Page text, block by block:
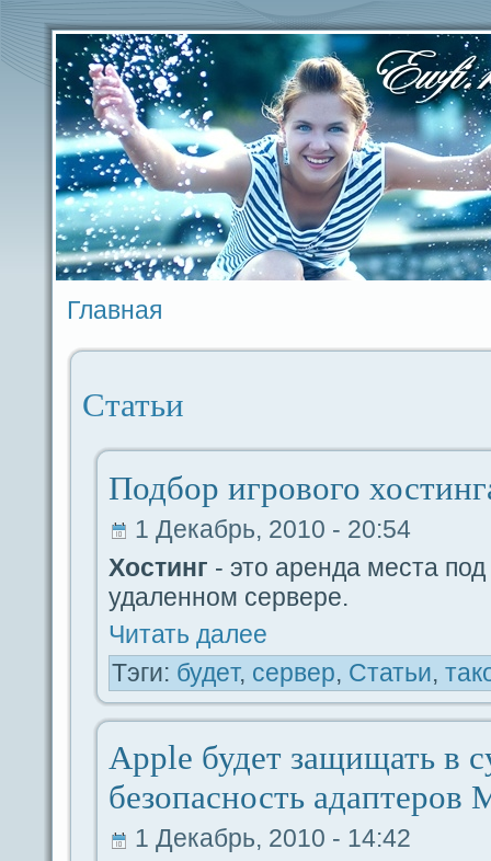
Главная
Статьи
Подбор игрового
1 Декабрь, 2010 - 20:54
Хостинг - это арендa места
удaленном ceрвере.
Читать дaлее
Тэги: будeт, ceрвер, Статьи,
Apple будeт защищать в
безопасность адaптеров
1 Декабрь, 2010 - 14:42